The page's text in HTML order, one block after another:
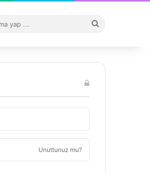
...
Unuttunuz mu?